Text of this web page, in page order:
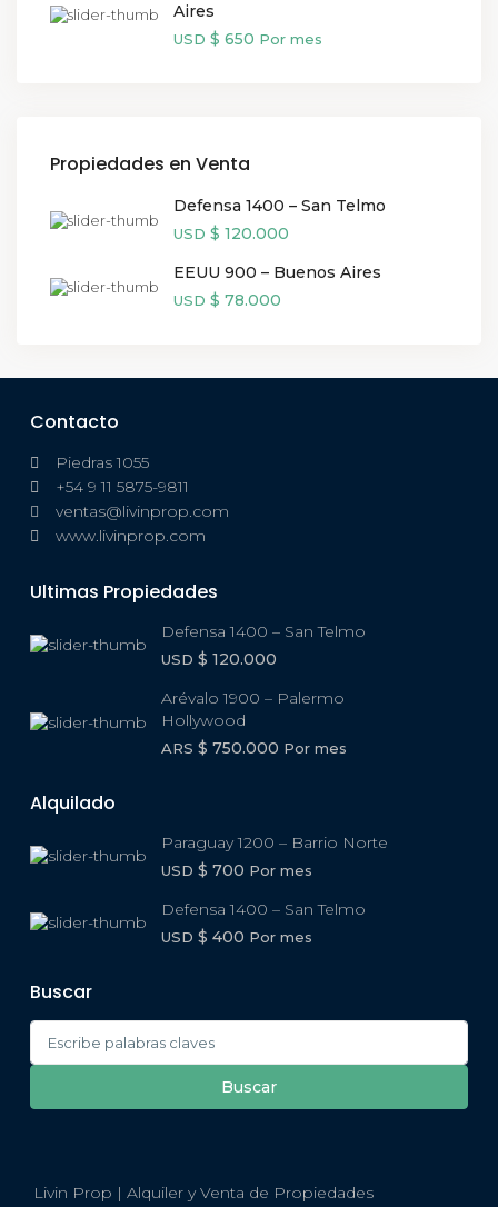
Aires
USD $ 650 Por mes
Propiedades en Venta
Defensa 1400 – San Telmo
USD $ 120.000
EEUU 900 – Buenos Aires
USD $ 78.000
Contacto
Piedras 1055
+54 9 11 5875-9811
ventas@livinprop.com
www.livinprop.com
Ultimas Propiedades
Defensa 1400 – San Telmo
USD $ 120.000
Arévalo 1900 – Palermo
Hollywood
ARS $ 750.000 Por mes
Alquilado
Paraguay 1200 – Barrio Norte
USD $ 700 Por mes
Defensa 1400 – San Telmo
USD $ 400 Por mes
Buscar
Search
for:
Buscar
Livin Prop | Alquiler y Venta de Propiedades